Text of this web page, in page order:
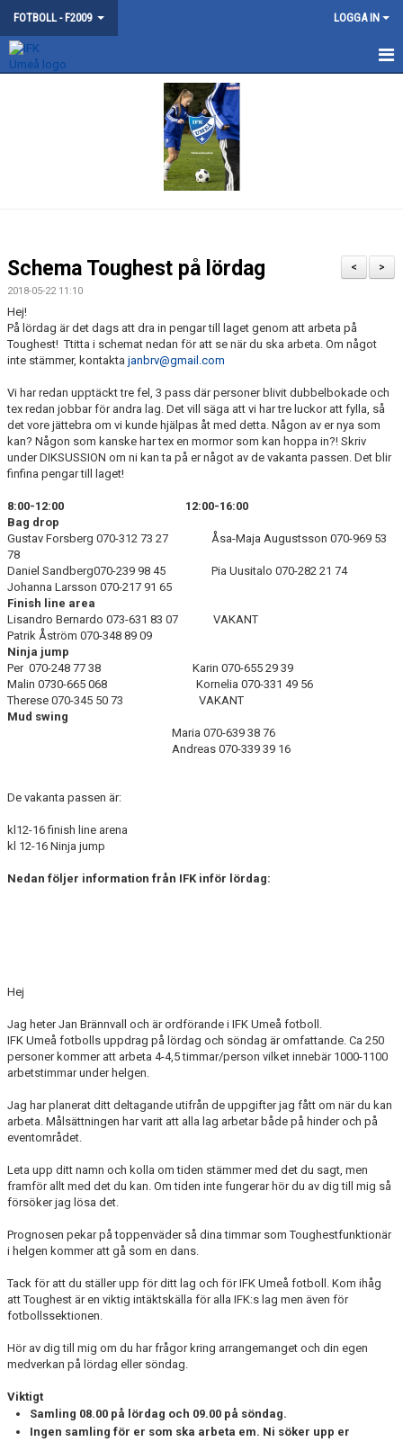
FOTBOLL - F2009 LOGGA IN
>
<
Schema Toughest på lördag
2018-05-22 11:10
Hej!
På lördag är det dags att dra in pengar till laget genom att arbeta på
Toughest! Ttitta i schemat nedan för att se när du ska arbeta. Om något
inte stämmer, kontakta janbrv@gmail.com
Vi har redan upptäckt tre fel, 3 pass där personer blivit dubbelbokade och
tex redan jobbar för andra lag. Det vill säga att vi har tre luckor att fylla, så
det vore jättebra om vi kunde hjälpas åt med detta. Någon av er nya som
kan? Någon som kanske har tex en mormor som kan hoppa in?! Skriv
under DIKSUSSION om ni kan ta på er något av de vakanta passen. Det blir
finfina pengar till laget!
8:00-12:00 12:00-16:00
Bag drop
Gustav Forsberg 070-312 73 27 Åsa-Maja Augustsson 070-969 53
78
Daniel Sandberg070-239 98 45 Pia Uusitalo 070-282 21 74
Johanna Larsson 070-217 91 65
Finish line area
Lisandro Bernardo 073-631 83 07 VAKANT
Patrik Åström 070-348 89 09
Ninja jump
Per 070-248 77 38 Karin 070-655 29 39
Malin 0730-665 068 Kornelia 070-331 49 56
Therese 070-345 50 73 VAKANT
Mud swing
Maria 070-639 38 76
Andreas 070-339 39 16
De vakanta passen är:
kl12-16 finish line arena
kl 12-16 Ninja jump
Nedan följer information från IFK inför lördag:
Hej
Jag heter Jan Brännvall och är ordförande i IFK Umeå fotboll.
IFK Umeå fotbolls uppdrag på lördag och söndag är omfattande. Ca 250
personer kommer att arbeta 4-4,5 timmar/person vilket innebär 1000-1100
arbetstimmar under helgen.
Jag har planerat ditt deltagande utifrån de uppgifter jag fått om när du kan
arbeta. Målsättningen har varit att alla lag arbetar både på hinder och på
eventområdet.
Leta upp ditt namn och kolla om tiden stämmer med det du sagt, men
framför allt med det du kan. Om tiden inte fungerar hör du av dig till mig så
försöker jag lösa det.
Prognosen pekar på toppenväder så dina timmar som Toughestfunktionär
i helgen kommer att gå som en dans.
Tack för att du ställer upp för ditt lag och för IFK Umeå fotboll. Kom ihåg
att Toughest är en viktig intäktskälla för alla IFK:s lag men även för
fotbollssektionen.
Hör av dig till mig om du har frågor kring arrangemanget och din egen
medverkan på lördag eller söndag.
Viktigt
Samling 08.00 på lördag och 09.00 på söndag.
Ingen samling för er som ska arbeta em. Ni söker upp er